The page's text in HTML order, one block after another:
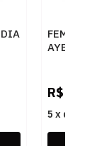
AYEAYE
R$
5 x de